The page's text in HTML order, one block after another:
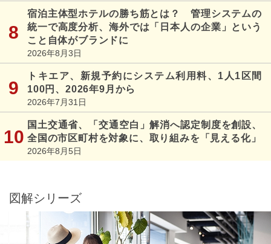
宿泊主体型ホテルの勝ち筋とは？ 管理システムの
統一で高度分析、海外では「日本人の企業」という
こと自体がブランドに
2026年8月3日
トキエア、新規予約にシステム利用料、1人1区間
100円、2026年9月から
2026年7月31日
国土交通省、「交通空白」解消へ認定制度を創設、
全国の市区町村を対象に、取り組みを「見える化」
2026年8月5日
図解シリーズ